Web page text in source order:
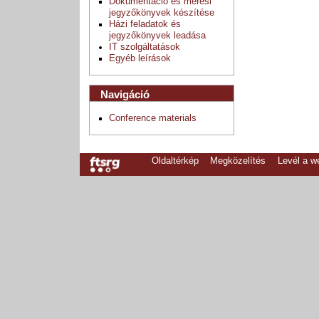
jegyzőkönyvek készítése
Házi feladatok és
jegyzőkönyvek leadása
IT szolgáltatások
Egyéb leírások
Navigáció
Conference materials
Oldaltérkép Megközelítés Levél a